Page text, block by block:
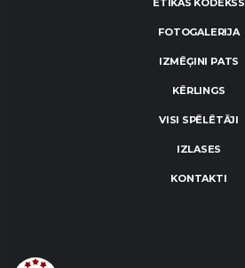
ĒTIKAS KODEKSS
FOTOGALERIJA
IZMĒĢINI PATS
KĒRLINGS
VISI SPĒLĒTĀJI
IZLASES
KONTAKTI